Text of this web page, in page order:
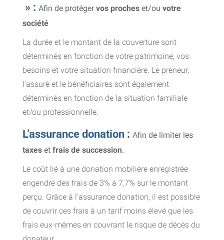
» : Afin de protégervos procheset/ou votre
société
La durée et le montant de la couverture sont
déterminés en fonction de votre patrimoine, vos
besoins et votre situation financière. Le preneur,
l’assuré et le bénéficiaires sont également
déterminés en fonction de la situation familiale
et/ou professionnelle.
L’assurance donation : Afin de limiter les
taxeset frais de succession.
Le coût lié à une donation mobilière enregistrée
engendre des frais de 3% à 7,7% sur le montant
perçu. Grâce à l’assurance donation, il est possible
de couvrir ces frais à un tarif moins élevé que les
frais eux-mêmes en couvrant le risque de décès du